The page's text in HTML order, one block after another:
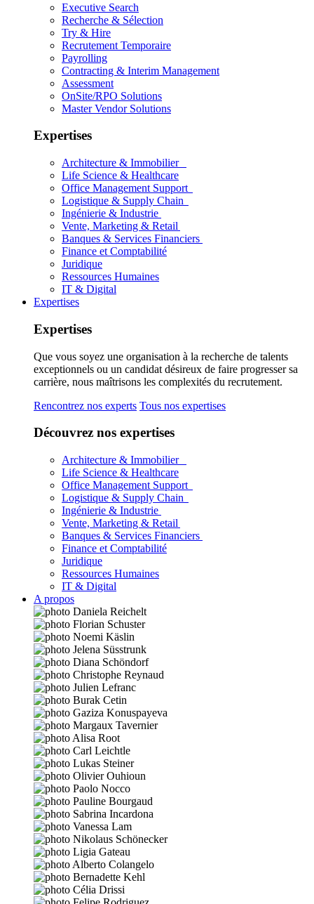
Executive Search
Recherche & Sélection
Try & Hire
Recrutement Temporaire
Payrolling
Contracting & Interim Management
Assessment
OnSite/RPO Solutions
Master Vendor Solutions
Expertises
Architecture & Immobilier
Life Science & Healthcare
Office Management Support
Logistique & Supply Chain
Ingénierie & Industrie
Vente, Marketing & Retail
Banques & Services Financiers
Finance et Comptabilité
Juridique
Ressources Humaines
IT & Digital
Expertises
Expertises
Que vous soyez une organisation à la recherche de talents
exceptionnels ou un candidat désireux de faire progresser sa
carrière, nous maîtrisons les complexités du recrutement.
Rencontrez nos experts Tous nos expertises
Découvrez nos expertises
Architecture & Immobilier
Life Science & Healthcare
Office Management Support
Logistique & Supply Chain
Ingénierie & Industrie
Vente, Marketing & Retail
Banques & Services Financiers
Finance et Comptabilité
Juridique
Ressources Humaines
IT & Digital
A propos